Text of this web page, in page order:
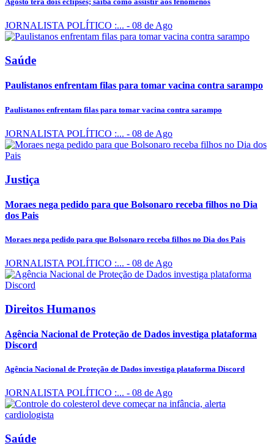
JORNALISTA POLÍTICO :... - 08 de Ago
Saúde
Paulistanos enfrentam filas para tomar vacina contra sarampo
Paulistanos enfrentam filas para tomar vacina contra sarampo
JORNALISTA POLÍTICO :... - 08 de Ago
Justiça
Moraes nega pedido para que Bolsonaro receba filhos no Dia
dos Pais
Moraes nega pedido para que Bolsonaro receba filhos no Dia dos Pais
JORNALISTA POLÍTICO :... - 08 de Ago
Direitos Humanos
Agência Nacional de Proteção de Dados investiga plataforma
Discord
Agência Nacional de Proteção de Dados investiga plataforma Discord
JORNALISTA POLÍTICO :... - 08 de Ago
Saúde